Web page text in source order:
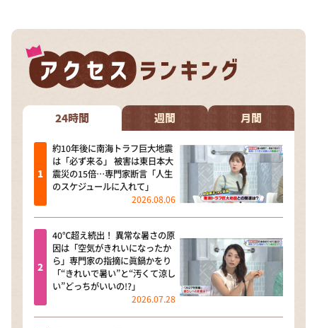
24時間 週間 月間
約10年後に南海トラフ巨大地震
は「必ず来る」 被害は東日本大
震災の15倍…専門家断言「人生
のスケジュールに入れて」
2026.08.06
40℃超え続出！ 異常な暑さの原
因は「空気がきれいになったか
ら」専門家の指摘に眞鍋かをり
「“きれいで暑い”と“汚くて涼し
い”どっちがいいの!?」
2026.07.28